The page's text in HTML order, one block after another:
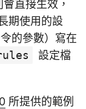
直接生效，
期使用的設
的參數）寫在
設定檔
所提供的範例